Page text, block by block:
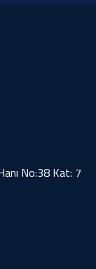
No:38 Kat: 7